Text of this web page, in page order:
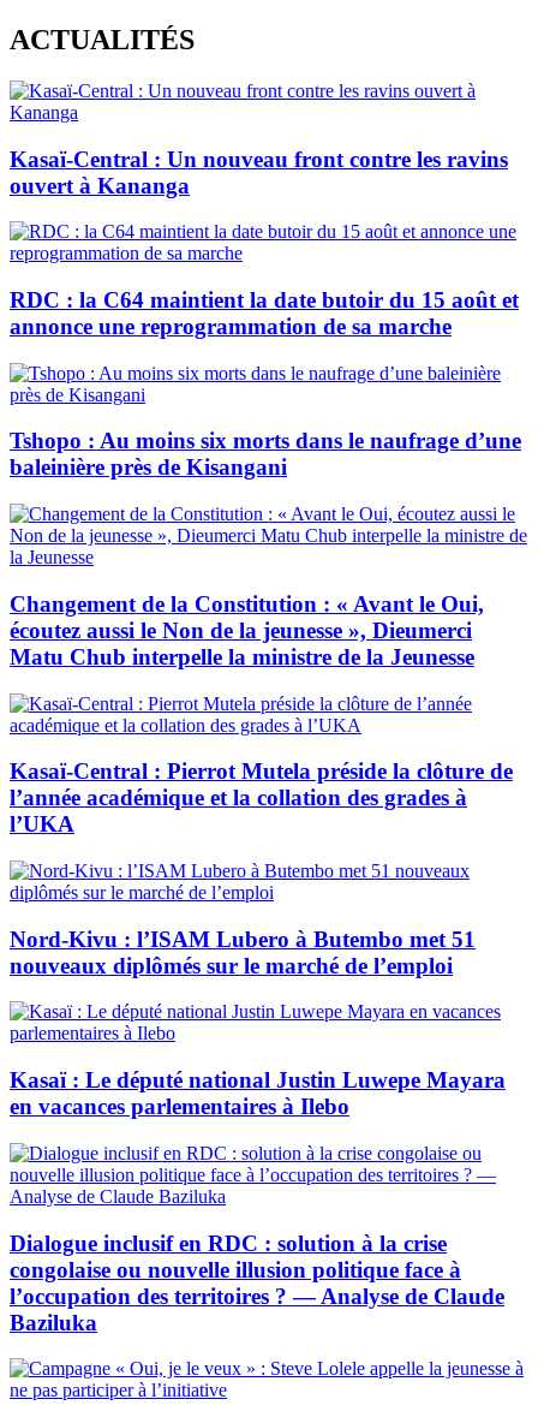
Skip
to
content
ACTUALITÉS
Kasaï-Central : Un nouveau front contre les ravins
ouvert à Kananga
RDC : la C64 maintient la date butoir du 15 août et
annonce une reprogrammation de sa marche
Tshopo : Au moins six morts dans le naufrage d’une
baleinière près de Kisangani
Changement de la Constitution : « Avant le Oui,
écoutez aussi le Non de la jeunesse », Dieumerci
Matu Chub interpelle la ministre de la Jeunesse
Kasaï-Central : Pierrot Mutela préside la clôture de
l’année académique et la collation des grades à
l’UKA
Nord-Kivu : l’ISAM Lubero à Butembo met 51
nouveaux diplômés sur le marché de l’emploi
Kasaï : Le député national Justin Luwepe Mayara
en vacances parlementaires à Ilebo
Dialogue inclusif en RDC : solution à la crise
congolaise ou nouvelle illusion politique face à
l’occupation des territoires ? — Analyse de Claude
Baziluka